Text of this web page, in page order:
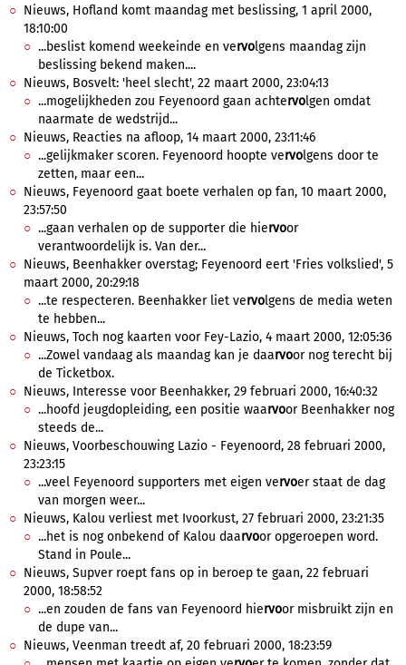
Nieuws, Hofland komt maandag met beslissing, 1 april 2000,
18:10:00
...beslist komend weekeinde en vervolgens maandag zijn
beslissing bekend maken....
Nieuws, Bosvelt: 'heel slecht', 22 maart 2000, 23:04:13
...mogelijkheden zou Feyenoord gaan achtervolgen omdat
naarmate de wedstrijd...
Nieuws, Reacties na afloop, 14 maart 2000, 23:11:46
...gelijkmaker scoren. Feyenoord hoopte vervolgens door te
zetten, maar een...
Nieuws, Feyenoord gaat boete verhalen op fan, 10 maart 2000,
23:57:50
...gaan verhalen op de supporter die hiervoor
verantwoordelijk is. Van der...
Nieuws, Beenhakker overstag; Feyenoord eert 'Fries volkslied', 5
maart 2000, 20:29:18
...te respecteren. Beenhakker liet vervolgens de media weten
te hebben...
Nieuws, Toch nog kaarten voor Fey-Lazio, 4 maart 2000, 12:05:36
...Zowel vandaag als maandag kan je daarvoor nog terecht bij
de Ticketbox.
Nieuws, Interesse voor Beenhakker, 29 februari 2000, 16:40:32
...hoofd jeugdopleiding, een positie waarvoor Beenhakker nog
steeds de...
Nieuws, Voorbeschouwing Lazio - Feyenoord, 28 februari 2000,
23:23:15
...veel Feyenoord supporters met eigen vervoer staat de dag
van morgen weer...
Nieuws, Kalou verliest met Ivoorkust, 27 februari 2000, 23:21:35
...het is nog onbekend of Kalou daarvoor opgeroepen word.
Stand in Poule...
Nieuws, Supver roept fans op in beroep te gaan, 22 februari
2000, 18:58:52
...en zouden de fans van Feyenoord hiervoor misbruikt zijn en
de dupe van...
Nieuws, Veenman treedt af, 20 februari 2000, 18:23:59